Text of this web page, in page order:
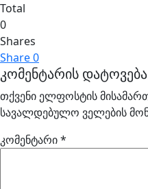
Total
0
Shares
Share0
კომენტარის დატოვება
თქვენი ელფოსტის
სავალდებულო ველების
კომენტარი*